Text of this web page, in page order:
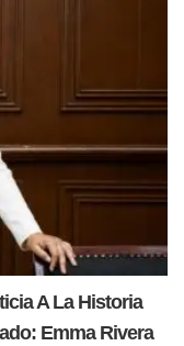
A La Historia
Emma Rivera